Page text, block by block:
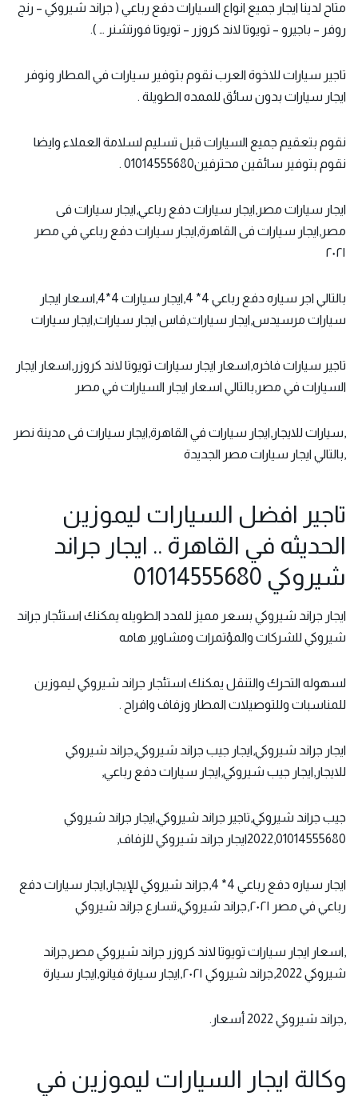
متاح لدينا ايجار جميع انواع السيارات دفع رباعي ( جراند شيروكي – رنج
روفر – باجيرو – تويوتا لاند كروزر – تويوتا فورتشنر … ).
تاجير سيارات للاخوة العرب نقوم بتوفير سيارات في المطار ونوفر
ايجار سيارات بدون سائق للممده الطويلة .
نقوم بتعقيم جميع السيارات قبل تسليم لسلامة العملاء وايضا
نقوم بتوفير سائقين محترفين01014555680 .
ايجار سيارات مصر,ايجار سيارات دفع رباعي,ايجار سيارات فى
مصر,ايجار سيارات فى القاهرة,ايجار سيارات دفع رباعي في مصر
٢٠٢١
بالتالي اجر سياره دفع رباعي 4* 4, ايجار سيارات 4*4
,اسعار ايجار
سيارات مرسيدس,ايجار سيارات,فاس ايجار سيارات,ايجار سيارات
تاجير سيارات فاخره,اسعار ايجار سيارات تويوتا لاند كروزر,اسعار ايجار
السيارات في مصر,بالتالي اسعار ايجار السيارات في مصر
,سيارات للايجار,ايجار سيارات في القاهرة,ايجار سيارات فى مدينة نصر
,بالتالي ايجار سيارات مصر الجديدة
تاجير افضل السيارات ليموزين
الحديثه في القاهرة .. ايجار جراند
شيروكي 01014555680
ايجار جراند شيروكي بسعر مميز للمدد الطويله يمكنك استئجار جراند
شيروكي للشركات والمؤتمرات ومشاوير هامه
لسهوله التحرك والتنقل يمكنك استئجار جراند شيروكي ليموزين
للمناسبات وللتوصيلات المطار وزفاف وافراح .
ايجار جراند شيروكي,ايجار جيب جراند شيروكي,جراند شيروكي
للايجار,ايجار جيب شيروكي,ايجار سيارات دفع رباعي,
جيب جراند شيروكي,تاجير جراند شيروكي,ايجار جراند شيروكي
2022,01014555680ايجار جراند شيروكي للزفاف,
ايجار سياره دفع رباعي 4* 4,جراند شيروكي للإيجار,ايجار سيارات دفع
رباعي في مصر ٢٠٢١,جراند شيروكي,تسارع جراند شيروكي
,اسعار ايجار سيارات تويوتا لاند كروزر جراند شيروكي مصر,جراند
شيروكي 2022,جراند شيروكي ٢٠٢١,ايجار سيارة فيانو,ايجار سيارة
,جراند شيروكي 2022 أسعار.
وكالة ايجار السيارات ليموزين في